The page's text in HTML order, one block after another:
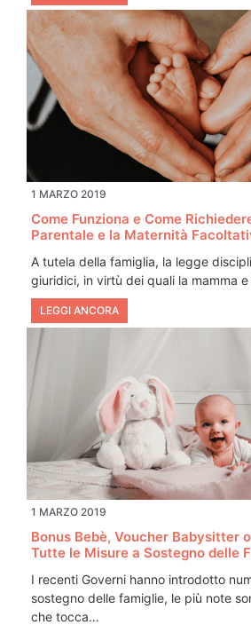
1 MARZO 2019
Come Funziona e Come
Parentale e la Maternità
A tutela della famiglia, la legge
giuridici, in virtù dei quali la mamma
LEGGI ANCORA
1 MARZO 2019
Bonus Bebè, Voucher Babysitter
Tutte le Misure a Sostegno delle
I recenti Governi hanno introdotto
sostegno delle famiglie, le più note
che tocca…